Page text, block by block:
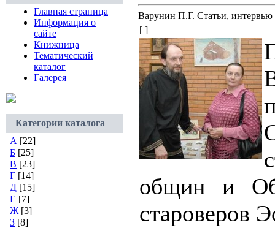
Главная страница
Информация о
сайте
Книжница
Тематический
каталог
Галерея
Категории каталога
А [22]
Б [25]
В [23]
Г [14]
Д [15]
Е [7]
Ж [3]
З [8]
Варунин П.Г. Статьи, интервью
[ ]
общин и
староверов